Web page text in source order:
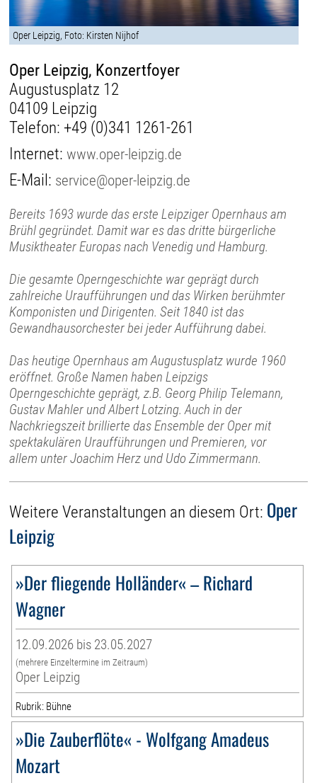
Oper Leipzig, Foto: Kirsten Nijhof
Oper Leipzig, Konzertfoyer
Augustusplatz 12
04109 Leipzig
Telefon: +49 (0)341 1261-261
Internet:www.oper-leipzig.de
E-Mail: service@oper-leipzig.de
Bereits 1693 wurde das erste Leipziger Opernhaus am
Brühl gegründet. Damit war es das dritte bürgerliche
Musiktheater Europas nach Venedig und Hamburg.
Die gesamte Operngeschichte war geprägt durch
zahlreiche Uraufführungen und das Wirken berühmter
Komponisten und Dirigenten. Seit 1840 ist das
Gewandhausorchester bei jeder Aufführung dabei.
Das heutige Opernhaus am Augustusplatz wurde 1960
eröffnet. Große Namen haben Leipzigs
Operngeschichte geprägt, z.B. Georg Philip Telemann,
Gustav Mahler und Albert Lotzing. Auch in der
Nachkriegszeit brillierte das Ensemble der Oper mit
spektakulären Uraufführungen und Premieren, vor
allem unter Joachim Herz und Udo Zimmermann.
Weitere Veranstaltungen an diesem Ort: Oper
Leipzig
»Der fliegende Holländer« – Richard
Wagner
12.09.2026 bis 23.05.2027
(mehrere Einzeltermine im Zeitraum)
Oper Leipzig
Rubrik: Bühne
»Die Zauberflöte« - Wolfgang Amadeus
Mozart